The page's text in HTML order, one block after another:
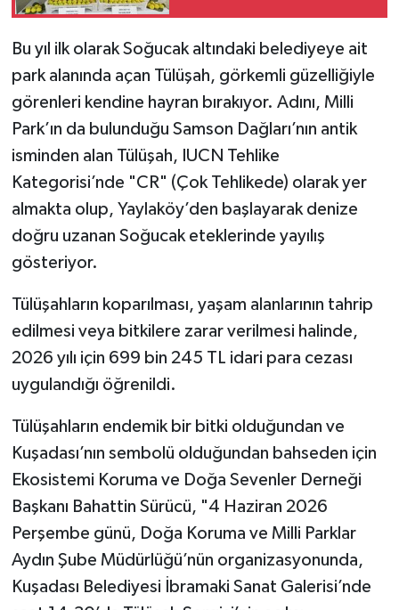
Bu yıl ilk olarak Soğucak altındaki belediyeye ait
park alanında açan Tülüşah, görkemli güzelliğiyle
görenleri kendine hayran bırakıyor. Adını, Milli
Park’ın da bulunduğu Samson Dağları’nın antik
isminden alan Tülüşah, IUCN Tehlike
Kategorisi’nde "CR" (Çok Tehlikede) olarak yer
almakta olup, Yaylaköy’den başlayarak denize
doğru uzanan Soğucak eteklerinde yayılış
gösteriyor.
Tülüşahların koparılması, yaşam alanlarının tahrip
edilmesi veya bitkilere zarar verilmesi halinde,
2026 yılı için 699 bin 245 TL idari para cezası
uygulandığı öğrenildi.
Tülüşahların endemik bir bitki olduğundan ve
Kuşadası’nın sembolü olduğundan bahseden için
Ekosistemi Koruma ve Doğa Sevenler Derneği
Başkanı Bahattin Sürücü, "4 Haziran 2026
Perşembe günü, Doğa Koruma ve Milli Parklar
Aydın Şube Müdürlüğü’nün organizasyonunda,
Kuşadası Belediyesi İbramaki Sanat Galerisi’nde